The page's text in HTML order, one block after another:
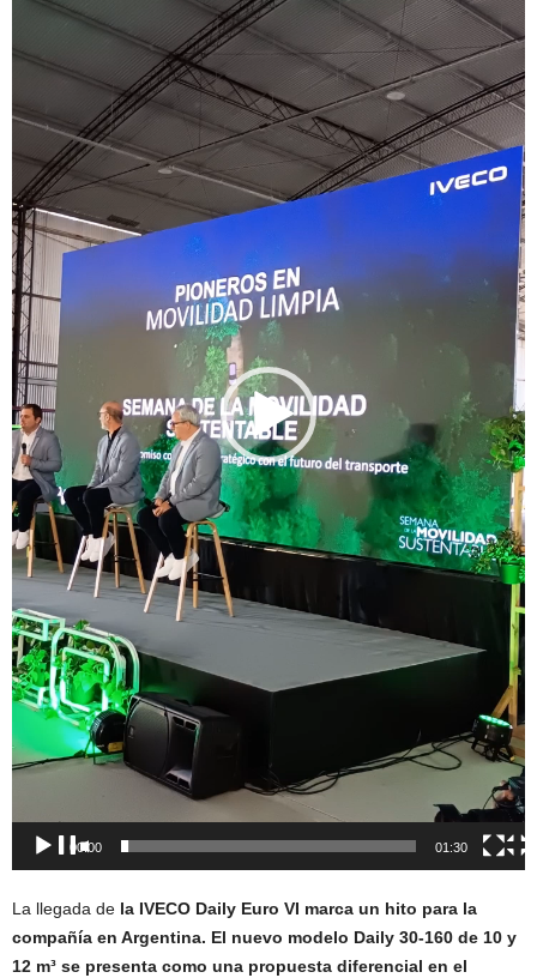
00:00 01:30
La llegada de la IVECO Daily Euro VI marca un hito para la
compañía en Argentina. El nuevo modelo Daily 30-160 de 10 y
12 m³ se presenta como una propuesta diferencial en el